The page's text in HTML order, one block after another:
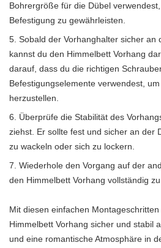
Bohrergröße für die Dübel
Befestigung zu gewährleisten.
Sobald der Vorhanghalter sicher an
kannst du den Himmelbett Vorhang
darauf, dass du die richtigen
Befestigungselemente verwendest,
herzustellen.
Überprüfe die Stabilität des
ziehst. Er sollte fest und sicher an der
zu wackeln oder sich zu lockern.
Wiederhole den Vorgang auf der
den Himmelbett Vorhang vollständig zu
Mit diesen einfachen
Himmelbett Vorhang sicher und stabil
und eine romantische Atmosphäre in